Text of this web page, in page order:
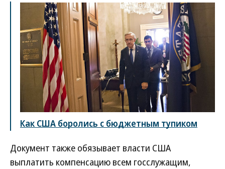
Как США боролись с бюджетным тупиком
Документ также обязывает власти США
выплатить компенсацию всем госслужащим,